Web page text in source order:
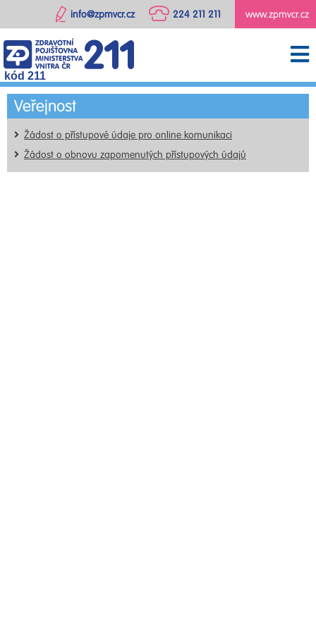
www.zpmvcr.cz
224 211 211
info@zpmvcr.cz
kód 211
Veřejnost
Žádost o přístupové údaje pro online komunikaci
Žádost o obnovu zapomenutých přístupových údajů